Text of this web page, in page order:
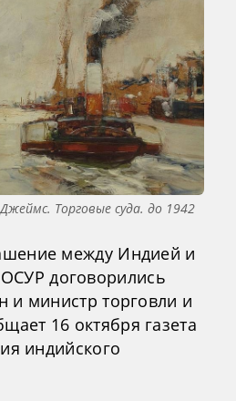
Торговые суда. до 1942
между Индией и
договорились
и министр торговли и
16 октября газета
индийского